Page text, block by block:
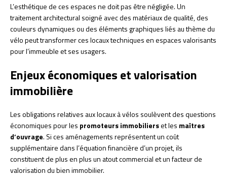
L’esthétique de ces espaces ne doit pas être négligée. Un
traitement architectural soigné avec des matériaux de qualité, des
couleurs dynamiques ou des éléments graphiques liés au thème du
vélo peut transformer ces locaux techniques en espaces valorisants
pour l’immeuble et ses usagers.
Enjeux économiques et valorisation
immobilière
Les obligations relatives aux locaux à vélos soulèvent des questions
économiques pour les promoteurs immobilierset les maîtres
d’ouvrage. Si ces aménagements représentent un coût
supplémentaire dans l’équation financière d’un projet, ils
constituent de plus en plus un atout commercial et un facteur de
valorisation du bien immobilier.